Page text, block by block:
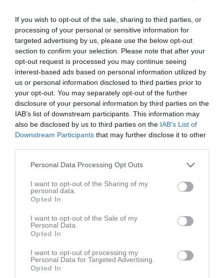
If you wish to opt-out of the sale, sharing to third parties, or
processing of your personal or sensitive information for
targeted advertising by us, please use the below opt-out
section to confirm your selection. Please note that after your
opt-out request is processed you may continue seeing
interest-based ads based on personal information utilized by
us or personal information disclosed to third parties prior to
your opt-out. You may separately opt-out of the further
disclosure of your personal information by third parties on the
IAB’s list of downstream participants. This information may
also be disclosed by us to third parties on the IAB’s List of
Downstream Participants that may further disclose it to other
Personal Data Processing Opt Outs
I want to opt-out of the Sharing of my
personal data.
Opted In
I want to opt-out of the Sale of my
Personal Data.
Opted In
I want to opt-out of processing my
Personal Data for Targeted Advertising.
Opted In
Onsdagen samlade 7 båtar till startlinjen och det blev åter en kväll
med lätta vindar.
Lasse Persson i Solong tog sin första "spik" då han vann med 4
minuters marginal till tvåan Jan-Erik Karlsson i Beauty.
Trea blev Ulf Töregård i Den Gule.
En skön kväll med fint väder avslutades med sedvanlig trevlig
samvaro i Svanevik med goda hamburgare.
Väl mött nästa onsdag!
//Lena & Pär
Dela Tweeta
Läs också